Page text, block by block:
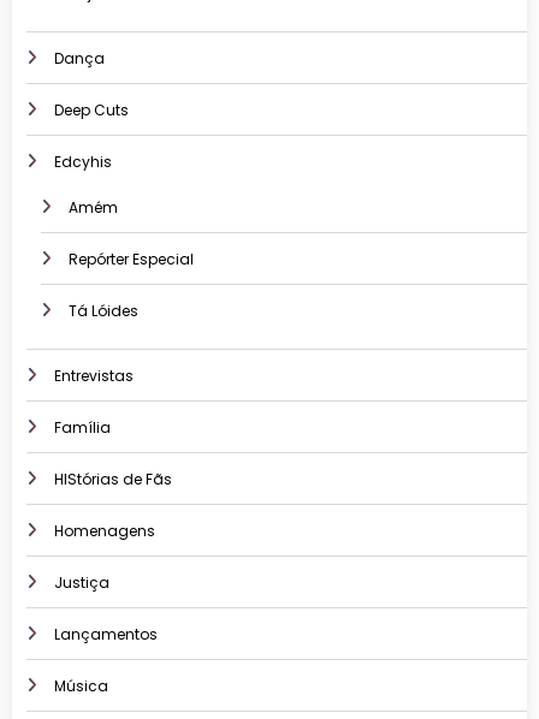
Dança
Deep Cuts
Edcyhis
Amém
Repórter Especial
Tá Lóides
Entrevistas
Família
HIStórias de Fãs
Homenagens
Justiça
Lançamentos
Música